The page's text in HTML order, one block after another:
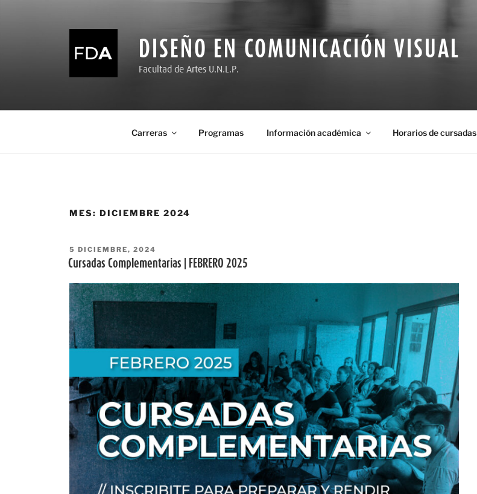
DISEÑO EN COMUNICACIÓN VISUAL
Facultad de Artes U.N.L.P.
Carreras Programas Información académica Horarios de cursadas
MES:DICIEMBRE 2024
PUBLICADO
EL
5 DICIEMBRE, 2024
Cursadas Complementarias | FEBRERO 2025